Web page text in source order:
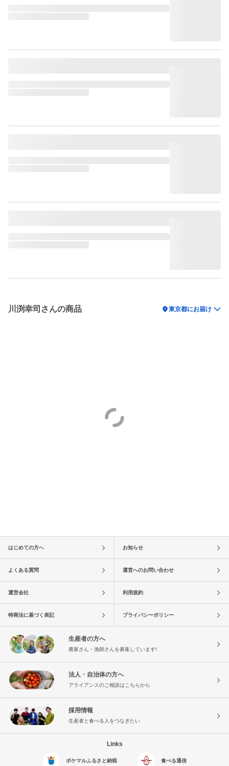
川渕幸司さんの商品 location_on東京都にお届け
はじめての方へ お知らせ
よくある質問 運営へのお問い合わせ
運営会社 利用規約
特商法に基づく表記 プライバシーポリシー
生産者の方へ
農家さん・漁師さんを募集しています!
法人・自治体の方へ
アライアンスのご相談はこちらから
採用情報
生産者と食べる人をつなぎたい
Links
ポケマルふるさと納税 食べる通信